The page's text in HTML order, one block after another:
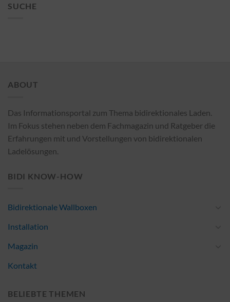
SUCHE
ABOUT
Das Informationsportal zum Thema bidirektionales Laden.
Im Fokus stehen neben dem Fachmagazin und Ratgeber die
Erfahrungen mit und Vorstellungen von bidirektionalen
Ladelösungen.
BIDI KNOW-HOW
Bidirektionale Wallboxen
Installation
Magazin
Kontakt
BELIEBTE THEMEN